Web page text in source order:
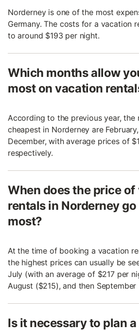
Norderney is one of the most
Germany. The costs for a vacation
to around $193 per night.
Which months allow
most on vacation
According to the previous year, the
cheapest in Norderney are
December, with average prices of
respectively.
When does the price
rentals in Norderney
most?
At the time of booking a vacation
the highest prices can usually be
July (with an average of $217 per
August ($215), and then September
Is it necessary to plan